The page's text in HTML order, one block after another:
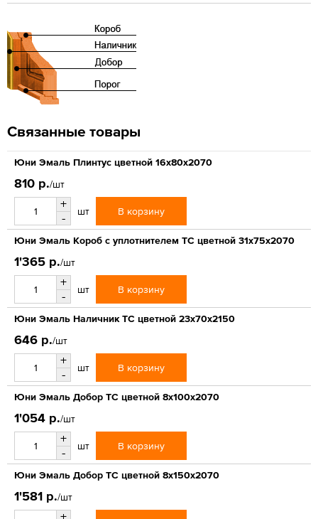
Связанные товары
Юни Эмаль Плинтус цветной 16x80x2070
810 р./шт
+
-
шт В корзину
Юни Эмаль Короб с уплотнителем ТС цветной 31x75x2070
1'365 р./шт
+
-
шт В корзину
Юни Эмаль Наличник ТС цветной 23x70x2150
646 р./шт
+
-
шт В корзину
Юни Эмаль Добор ТС цветной 8x100x2070
1'054 р./шт
+
-
шт В корзину
Юни Эмаль Добор ТС цветной 8x150x2070
1'581 р./шт